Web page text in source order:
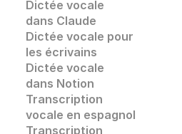
Dictée vocale
dans Claude
Dictée vocale pour
les écrivains
Dictée vocale
dans Notion
Transcription
vocale en espagnol
Transcription